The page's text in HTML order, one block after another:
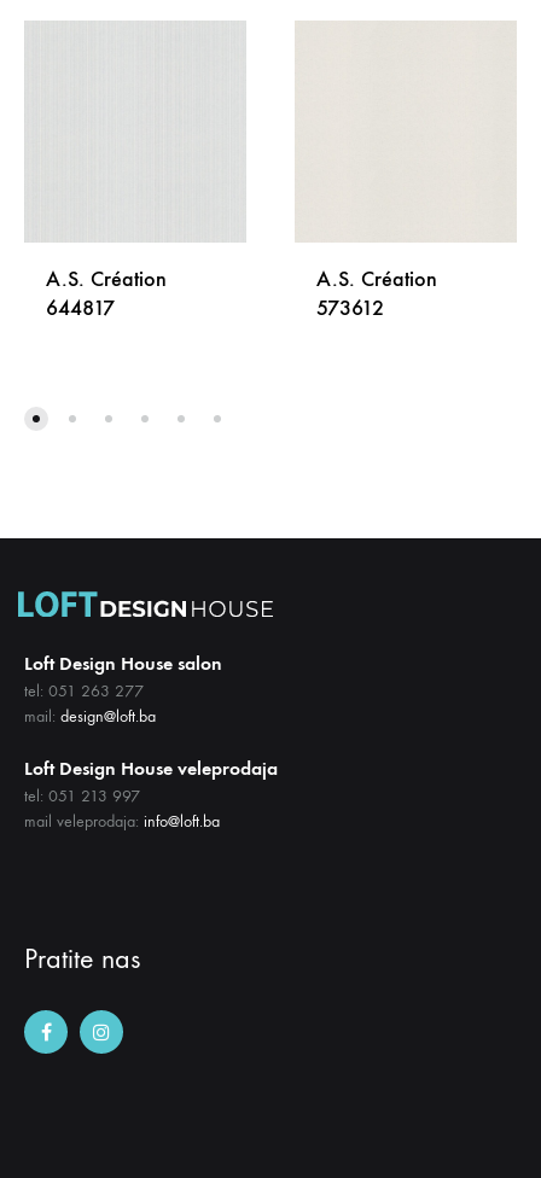
A.S. Création
644817
A.S. Création
573612
Loft Design House salon
tel: 051 263 277
mail: design@loft.ba
Loft Design House veleprodaja
tel: 051 213 997
mail veleprodaja: info@loft.ba
Pratite nas